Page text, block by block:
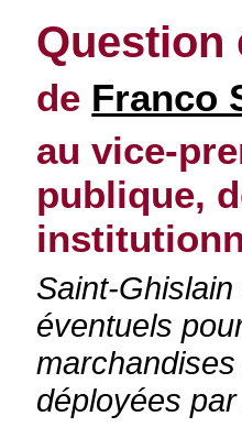
Question
de Franco
au vice-
publique,
Saint-
éventuels
déployées